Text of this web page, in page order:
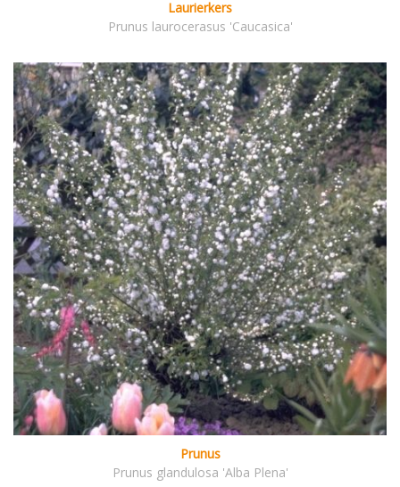
Laurierkers
Prunus laurocerasus 'Caucasica'
Prunus
Prunus glandulosa 'Alba Plena'